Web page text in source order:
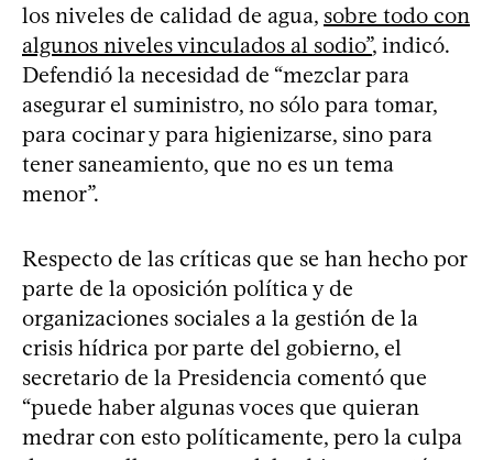
los niveles de calidad de agua, sobre todo con
algunos niveles vinculados al sodio”, indicó.
Defendió la necesidad de “mezclar para
asegurar el suministro, no sólo para tomar,
para cocinar y para higienizarse, sino para
tener saneamiento, que no es un tema
menor”.
Respecto de las críticas que se han hecho por
parte de la oposición política y de
organizaciones sociales a la gestión de la
crisis hídrica por parte del gobierno, el
secretario de la Presidencia comentó que
“puede haber algunas voces que quieran
medrar con esto políticamente, pero la culpa